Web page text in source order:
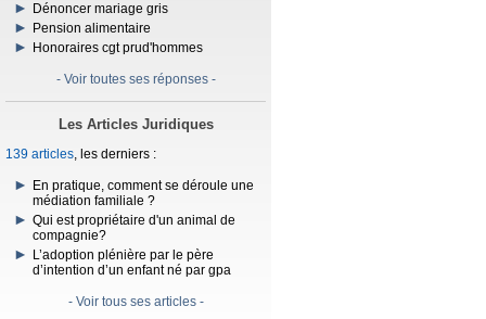
Dénoncer mariage gris
Pension alimentaire
Honoraires cgt prud'hommes
- Voir toutes ses réponses -
Les Articles Juridiques
139 articles, les derniers :
En pratique, comment se déroule une
médiation familiale ?
Qui est propriétaire d'un animal de
compagnie?
L’adoption plénière par le père
d’intention d’un enfant né par gpa
- Voir tous ses articles -